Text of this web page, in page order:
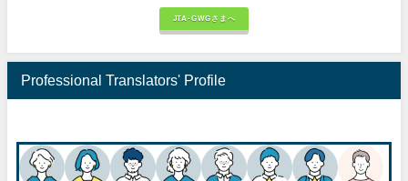
JTA-GWGさまへ
Professional Translators' Profile